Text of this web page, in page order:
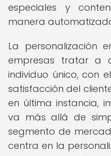
especiales y
manera
La personalización
empresas tratar a
individuo único, con
satisfacción del
en última instancia,
va más allá de
segmento de
centra en la